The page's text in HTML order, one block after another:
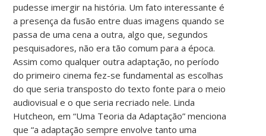
pudesse imergir na história. Um fato interessante é
a presença da fusão entre duas imagens quando se
passa de uma cena a outra, algo que, segundos
pesquisadores, não era tão comum para a época.
Assim como qualquer outra adaptação, no período
do primeiro cinema fez-se fundamental as escolhas
do que seria transposto do texto fonte para o meio
audiovisual e o que seria recriado nele. Linda
Hutcheon, em “Uma Teoria da Adaptação” menciona
que “a adaptação sempre envolve tanto uma